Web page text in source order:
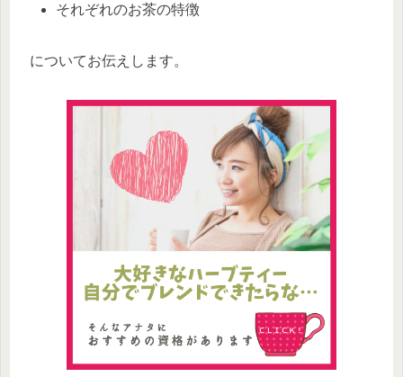
それぞれのお茶の特徴
についてお伝えします。